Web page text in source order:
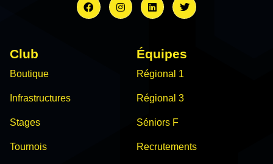
Club
Boutique
Infrastructures
Stages
Tournois
Équipes
Régional 1
Régional 3
Séniors F
Recrutements